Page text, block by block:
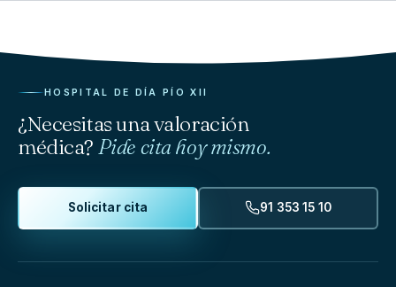
HOSPITAL DE DÍA PÍO XII
¿Necesitas una valoración
médica? Pide cita hoy mismo.
Solicitar cita 91 353 15 10